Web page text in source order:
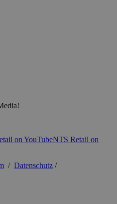
on YouTubeNTS Retail on
/ Datenschutz /